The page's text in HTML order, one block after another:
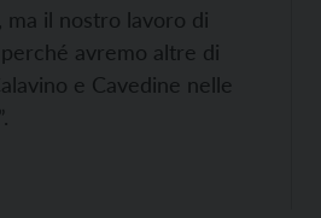
ma il nostro lavoro di
avremo altre di
e Cavedine nelle